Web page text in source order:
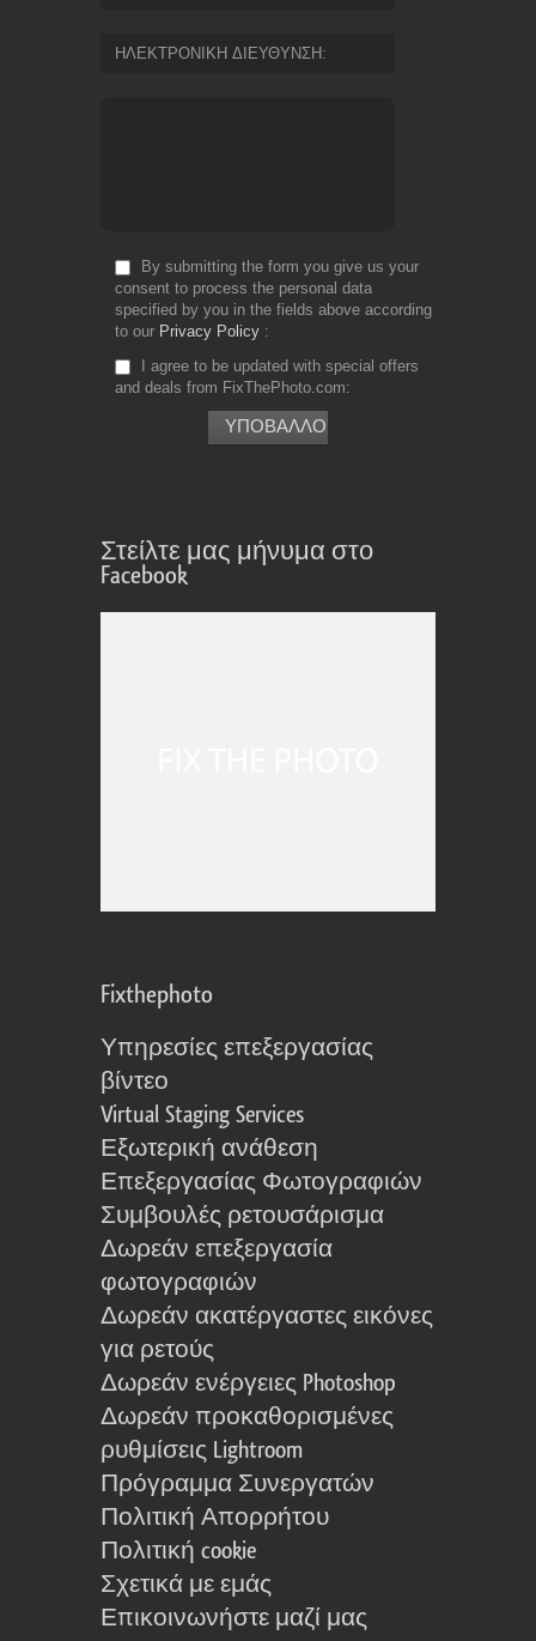
ΗΛΕΚΤΡΟΝΙΚΗ ΔΙΕΥΘΥΝΣΗ
By submitting the form you give us your
consent to process the personal data
specified by you in the fields above according
to our Privacy Policy
I agree to be updated with special offers
and deals from FixThePhoto.com
Στείλτε μας μήνυμα στο
Facebook
Fixthephoto
Υπηρεσίες επεξεργασίας
βίντεο
Virtual Staging Services
Εξωτερική ανάθεση
Επεξεργασίας Φωτογραφιών
Συμβουλές ρετουσάρισμα
Δωρεάν επεξεργασία
φωτογραφιών
Δωρεάν ακατέργαστες εικόνες
για ρετούς
Δωρεάν ενέργειες Photoshop
Δωρεάν προκαθορισμένες
ρυθμίσεις Lightroom
Πρόγραμμα Συνεργατών
Πολιτική Απορρήτου
Πολιτική cookie
Σχετικά με εμάς
Επικοινωνήστε μαζί μας